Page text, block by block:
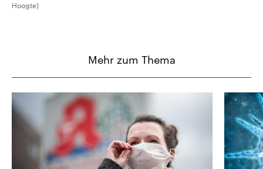
Hoogte)
Mehr zum Thema